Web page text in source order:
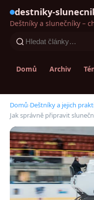
destniky-
Deštníky a slunečníky –
Domů Archiv
Domů›Deštníky a jejich
Jak správně připravit